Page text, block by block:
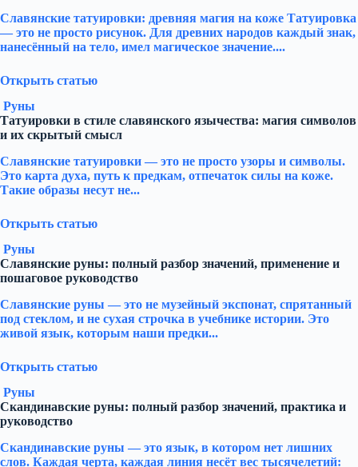
Славянские татуировки: древняя магия на коже Татуировка
— это не просто рисунок. Для древних народов каждый знак,
нанесённый на тело, имел магическое значение....
Открыть статью
Руны
Татуировки в стиле славянского язычества: магия символов
и их скрытый смысл
Славянские татуировки — это не просто узоры и символы.
Это карта духа, путь к предкам, отпечаток силы на коже.
Такие образы несут не...
Открыть статью
Руны
Славянские руны: полный разбор значений, применение и
пошаговое руководство
Славянские руны — это не музейный экспонат, спрятанный
под стеклом, и не сухая строчка в учебнике истории. Это
живой язык, которым наши предки...
Открыть статью
Руны
Скандинавские руны: полный разбор значений, практика и
руководство
Скандинавские руны — это язык, в котором нет лишних
слов. Каждая черта, каждая линия несёт вес тысячелетий: